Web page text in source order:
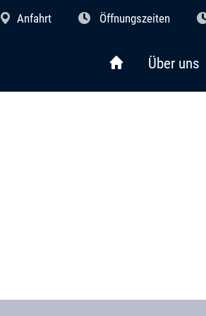
Anfahrt Öffnungszeiten
Über uns